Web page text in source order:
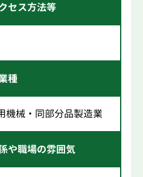
セス方法等
種
機械・同部分品製造業
や職場の雰囲気